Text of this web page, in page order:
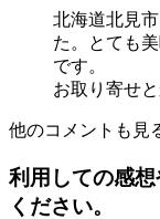
北海道北見
た。とても
です。
お取り寄せ
他のコメントも見
利用しての感
ください。